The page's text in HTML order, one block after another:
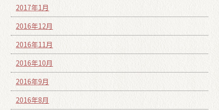
2017年1月
2016年12月
2016年11月
2016年10月
2016年9月
2016年8月